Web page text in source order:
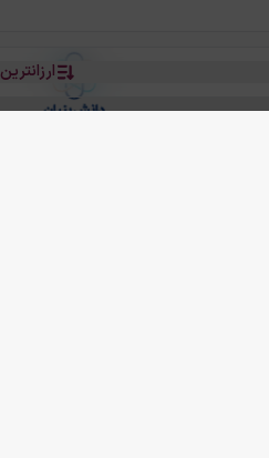
ارزانترین